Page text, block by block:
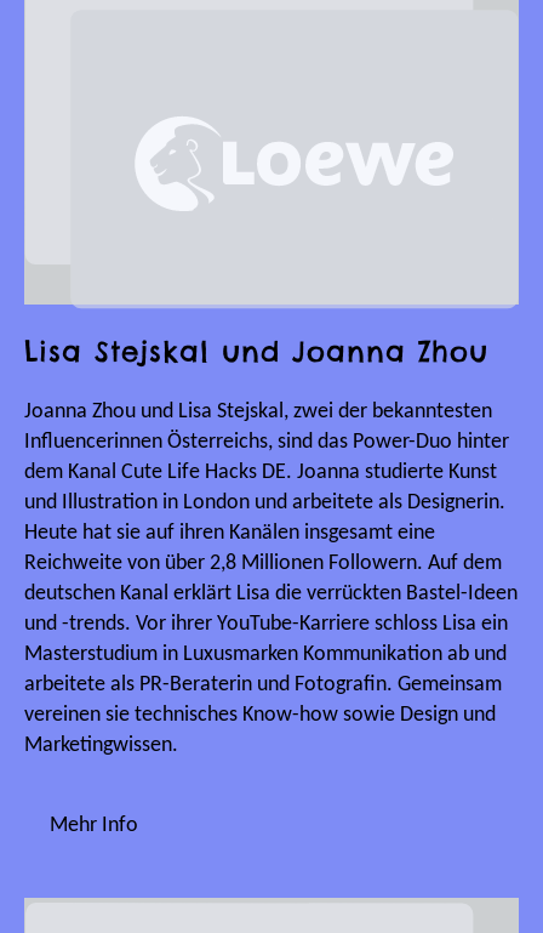
Lisa Stejskal und Joanna Zhou
Joanna Zhou und Lisa Stejskal, zwei der bekanntesten
Influencerinnen Österreichs, sind das Power-Duo hinter
dem Kanal Cute Life Hacks DE. Joanna studierte Kunst
und Illustration in London und arbeitete als Designerin.
Heute hat sie auf ihren Kanälen insgesamt eine
Reichweite von über 2,8 Millionen Followern. Auf dem
deutschen Kanal erklärt Lisa die verrückten Bastel-Ideen
und -trends. Vor ihrer YouTube-Karriere schloss Lisa ein
Masterstudium in Luxusmarken Kommunikation ab und
arbeitete als PR-Beraterin und Fotografin. Gemeinsam
vereinen sie technisches Know-how sowie Design und
Marketingwissen.
Mehr Info